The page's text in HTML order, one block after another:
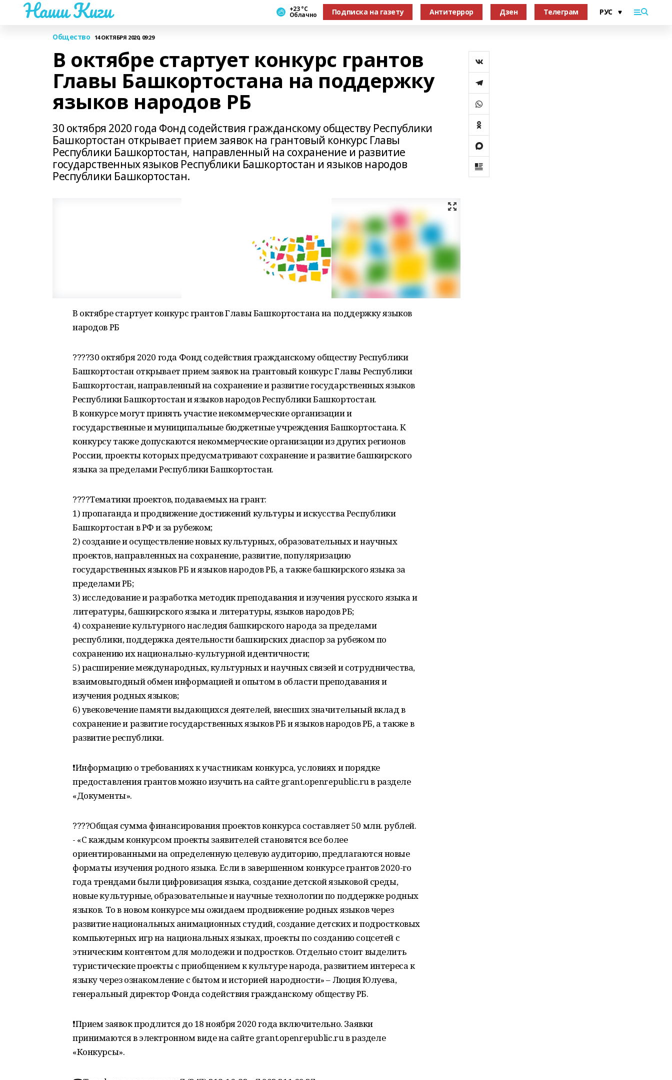
Наши Киги +23 °С
Облачно Подписка на газету Антитеррор Дзен Телеграм
Общество 14 ОКТЯБРЯ 2020, 09:29
В октябре стартует конкурс грантов
Главы Башкортостана на поддержку
языков народов РБ
30 октября 2020 года Фонд содействия гражданскому обществу Республики
Башкортостан открывает прием заявок на грантовый конкурс Главы
Республики Башкортостан, направленный на сохранение и развитие
государственных языков Республики Башкортостан и языков народов
Республики Башкортостан.
В октябре стартует конкурс грантов Главы Башкортостана на поддержку языков
народов РБ
????30 октября 2020 года Фонд содействия гражданскому обществу Республики
Башкортостан открывает прием заявок на грантовый конкурс Главы Республики
Башкортостан, направленный на сохранение и развитие государственных языков
Республики Башкортостан и языков народов Республики Башкортостан.
В конкурсе могут принять участие некоммерческие организации и
государственные и муниципальные бюджетные учреждения Башкортостана. К
конкурсу также допускаются некоммерческие организации из других регионов
России, проекты которых предусматривают сохранение и развитие башкирского
языка за пределами Республики Башкортостан.
????Тематики проектов, подаваемых на грант:
1) пропаганда и продвижение достижений культуры и искусства Республики
Башкортостан в РФ и за рубежом;
2) создание и осуществление новых культурных, образовательных и научных
проектов, направленных на сохранение, развитие, популяризацию
государственных языков РБ и языков народов РБ, а также башкирского языка за
пределами РБ;
3) исследование и разработка методик преподавания и изучения русского языка и
литературы, башкирского языка и литературы, языков народов РБ;
4) сохранение культурного наследия башкирского народа за пределами
республики, поддержка деятельности башкирских диаспор за рубежом по
сохранению их национально-культурной идентичности;
5) расширение международных, культурных и научных связей и сотрудничества,
взаимовыгодный обмен информацией и опытом в области преподавания и
изучения родных языков;
6) увековечение памяти выдающихся деятелей, внесших значительный вклад в
сохранение и развитие государственных языков РБ и языков народов РБ, а также в
развитие республики.
❗Информацию о требованиях к участникам конкурса, условиях и порядке
предоставления грантов можно изучить на сайте grant.openrepublic.ru в разделе
«Документы».
????Общая сумма финансирования проектов конкурса составляет 50 млн. рублей.
- «С каждым конкурсом проекты заявителей становятся все более
ориентированными на определенную целевую аудиторию, предлагаются новые
форматы изучения родного языка. Если в завершенном конкурсе грантов 2020-го
года трендами были цифровизация языка, создание детской языковой среды,
новые культурные, образовательные и научные технологии по поддержке родных
языков. То в новом конкурсе мы ожидаем продвижение родных языков через
развитие национальных анимационных студий, создание детских и подростковых
компьютерных игр на национальных языках, проекты по созданию соцсетей с
этническим контентом для молодежи и подростков. Отдельно стоит выделить
туристические проекты с приобщением к культуре народа, развитием интереса к
языку через ознакомление с бытом и историей народности» – Люция Юлуева,
генеральный директор Фонда содействия гражданскому обществу РБ.
❗Прием заявок продлится до 18 ноября 2020 года включительно. Заявки
принимаются в электронном виде на сайте grant.openrepublic.ru в разделе
«Конкурсы».